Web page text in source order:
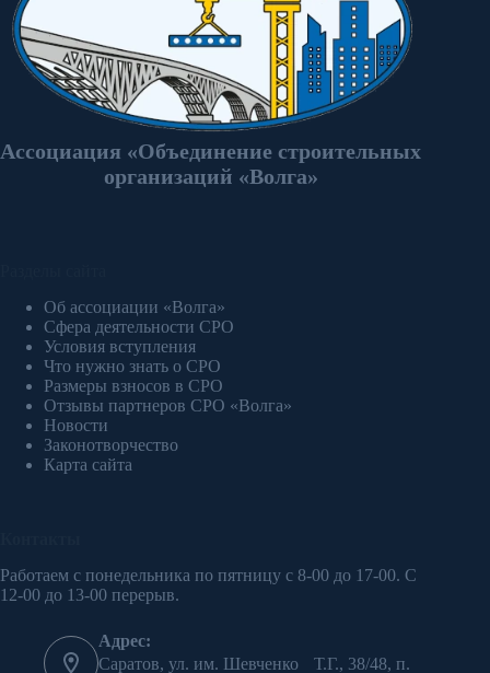
Ассоциация «Объединение строительных
организаций «Волга»
Об ассоциации «Волга»
Сфера деятельности СРО
Условия вступления
Что нужно знать о СРО
Размеры взносов в СРО
Отзывы партнеров СРО «Волга»
Новости
Законотворчество
Карта сайта
Работаем с понедельника по пятницу с 8-00 до 17-00. С
12-00 до 13-00 перерыв.
Адрес:
Саратов, ул. им. Шевченко Т.Г., 38/48, п.